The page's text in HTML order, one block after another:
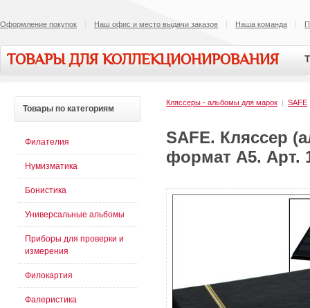
Оформление покупок Наш офис и место выдачи заказов Наша команда
ТОВАРЫ ДЛЯ КОЛЛЕКЦИОНИРОВАНИЯ
Кляссеры - альбомы для марок | SAFE
SAFE. Кляссер
формат А5. Арт.
Товары по категориям
Филателия
Нумизматика
Бонистика
Универсальные альбомы
Приборы для проверки и
измерения
Филокартия
Фалеристика